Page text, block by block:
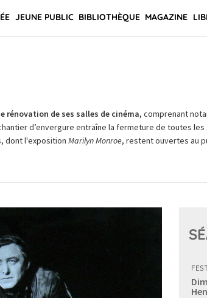
JEUNE PUBLIC BIBLIOTHÈQUE MAGAZINE
rénovation de ses salles de cinéma, comprenant
d’envergure entraîne la fermeture de toutes
dont l'exposition Marilyn Monroe, restent ouvertes au